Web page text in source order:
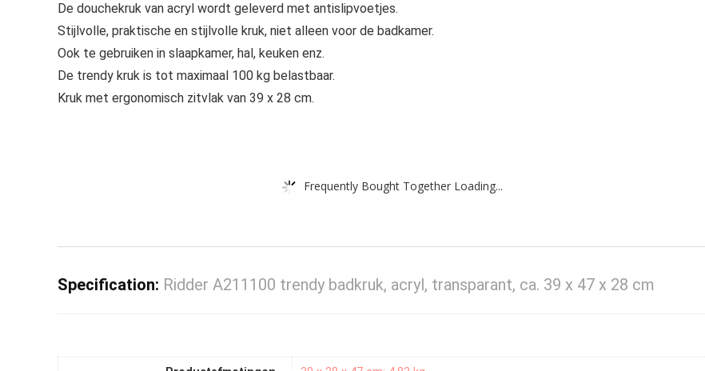
De douchekruk van acryl wordt geleverd met antislipvoetjes.
Stijlvolle, praktische en stijlvolle kruk, niet alleen voor de badkamer.
Ook te gebruiken in slaapkamer, hal, keuken enz.
De trendy kruk is tot maximaal 100 kg belastbaar.
Kruk met ergonomisch zitvlak van 39 x 28 cm.
Frequently Bought Together Loading...
Specification: Ridder A211100 trendy badkruk, acryl, transparant, ca. 39 x 47 x 28 cm